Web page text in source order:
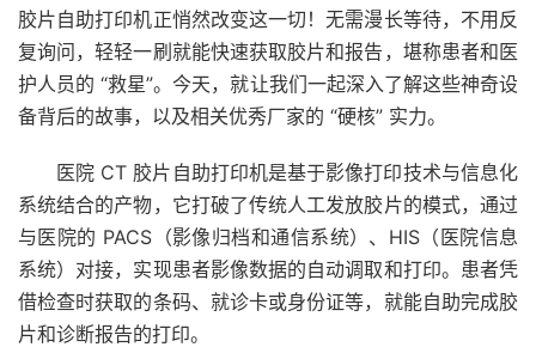
胶片自助打印机正悄然改变这一切！无需漫长等待，不用反
复询问，轻轻一刷就能快速获取胶片和报告，堪称患者和医
护人员的 “救星”。今天，就让我们一起深入了解这些神奇设
备背后的故事，以及相关优秀厂家的 “硬核” 实力。
医院 CT 胶片自助打印机是基于影像打印技术与信息化
系统结合的产物，它打破了传统人工发放胶片的模式，通过
与医院的 PACS（影像归档和通信系统）、HIS（医院信息
系统）对接，实现患者影像数据的自动调取和打印。患者凭
借检查时获取的条码、就诊卡或身份证等，就能自助完成胶
片和诊断报告的打印。